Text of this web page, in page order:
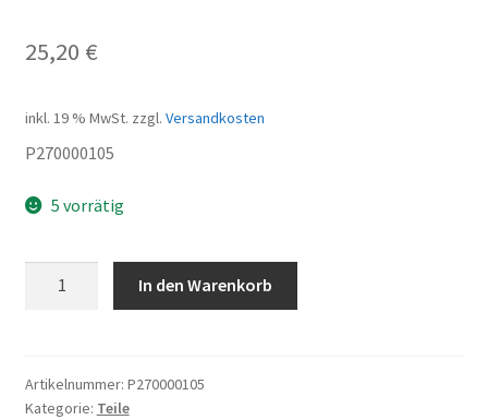
25,20 €
inkl. 19 % MwSt. zzgl. Versandkosten
P270000105
5 vorrätig
In den Warenkorb
Artikelnummer: P270000105
Kategorie: Teile